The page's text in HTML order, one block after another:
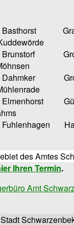
Groß
des Amtes
Ihren Termin.
Amt
Stadt